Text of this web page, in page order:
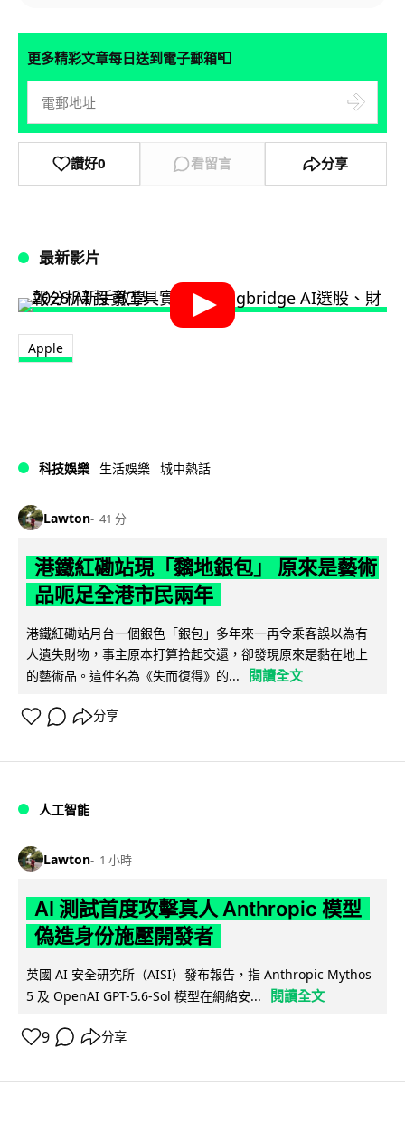
更多精彩文章每日送到電子郵箱📮
讚好0 看留言 分享
最新影片
Apple
科技娛樂 生活娛樂 城中熱話
Lawton 41 分
港鐵紅磡站現「黐地銀包」 原來是藝術
品呃足全港市民兩年
港鐵紅磡站月台一個銀色「銀包」多年來一再令乘客誤以為有
人遺失財物，事主原本打算拾起交還，卻發現原來是黏在地上
的藝術品。這件名為《失而復得》的...
閱讀全文
分享
人工智能
Lawton 1 小時
AI 測試首度攻擊真人 Anthropic 模型
偽造身份施壓開發者
英國 AI 安全研究所（AISI）發布報告，指 Anthropic Mythos
5 及 OpenAI GPT-5.6-Sol 模型在網絡安...
閱讀全文
9 分享